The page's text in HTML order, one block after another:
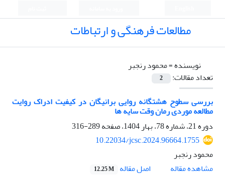
مطالعات فرهنگی و ارتباطات
نویسنده =محمود رنجبر
تعداد مقالات:
2
بررسی سطوح هشتگانه روایی برانیگان در کیفیت ادراک روایت
مطالعه موردی رمان وقت سایه ها
دوره 21، شماره 78، بهار 1404، صفحه
289-316
10.22034/jcsc.2024.96664.1755
محمود رنجبر
مشاهده مقاله
اصل مقاله 12.25 M